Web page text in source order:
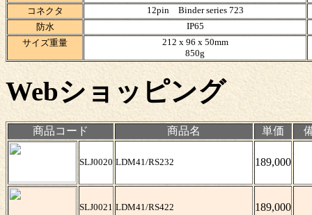
コネクタ
12pin Binder series 723
防水
IP65
サイズ重量
212 x 96 x 50mm
850g
Webショッピング
商品コード 商品名 単価
SLJ0020 LDM41/RS232 189,000
SLJ0021 LDM41/RS422 189,000